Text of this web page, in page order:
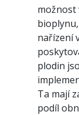
nařízení
plodin
Ta mají
podíl